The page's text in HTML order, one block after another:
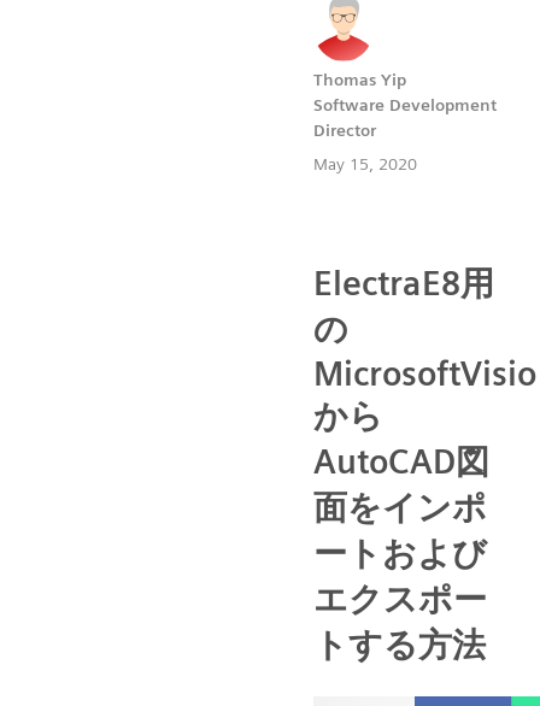
Thomas Yip
Software Development
Director
May 15, 2020
ElectraE8用
の
MicrosoftVisio
から
AutoCAD図
面をインポ
ートおよび
エクスポー
トする方法